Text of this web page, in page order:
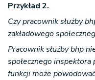
Przykład 2.
Czy pracownik służby
zakładowego
Pracownik służby bhp
społecznego inspektora
funkcji może